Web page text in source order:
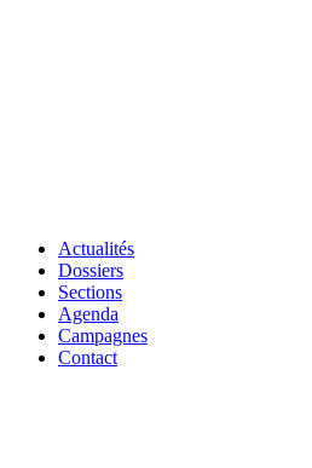
Actualités
Dossiers
Sections
Agenda
Campagnes
Contact